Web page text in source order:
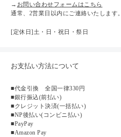
→ お問い合わせフォームはこちら
通常、2営業日以内にご連絡いたします。
[定休日]土・日・祝日・祭日
お支払い方法について
■代金引換 全国一律330円
■銀行振込(前払い)
■クレジット決済(一括払い)
■NP後払い(コンビニ払い)
■PayPay
■Amazon Pay